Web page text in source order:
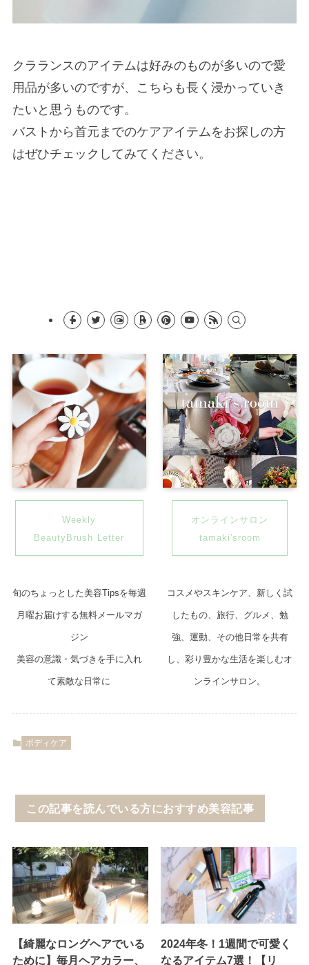
クラランスのアイテムは好みのものが多いので愛
用品が多いのですが、こちらも長く浸かっていき
たいと思うものです。
バストから首元までのケアアイテムをお探しの方
はぜひチェックしてみてください。
Weekly
BeautyBrush Letter
旬のちょっとした美容Tipsを毎週
月曜お届けする無料メールマガ
ジン
美容の意識・気づきを手に入れ
て素敵な日常に
オンラインサロン
tamaki'sroom
コスメやスキンケア、新しく試
したもの、旅行、グルメ、勉
強、運動、その他日常を共有
し、彩り豊かな生活を楽しむオ
ンラインサロン。
ボディケア
この記事を読んでいる方におすすめ美容記事
【綺麗なロングヘアでいる
ために】毎月ヘアカラー、
2024年冬！1週間で可愛く
なるアイテム7選！【リ